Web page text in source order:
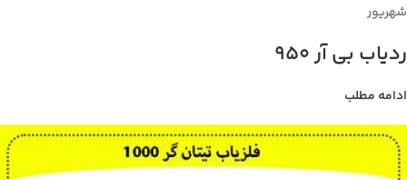
شهریور
ردیاب بی آر 950
ادامه مطلب